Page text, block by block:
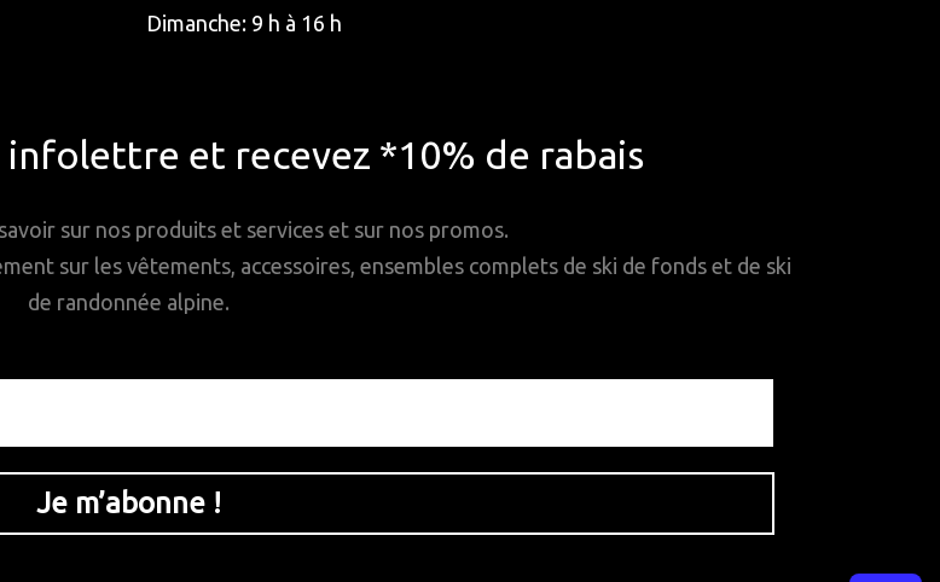
Dimanche: 9 h à 16 h
et recevez *10% de rabais
sur nos produits et services et sur nos promos.
sur les vêtements, accessoires, ensembles complets de ski de fonds et de ski
de randonnée alpine.